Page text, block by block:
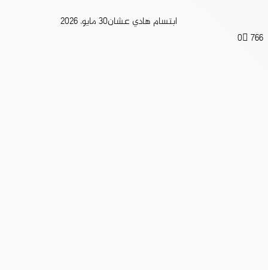
ابتسام هادي عشان30 مايو، 2026
0 766